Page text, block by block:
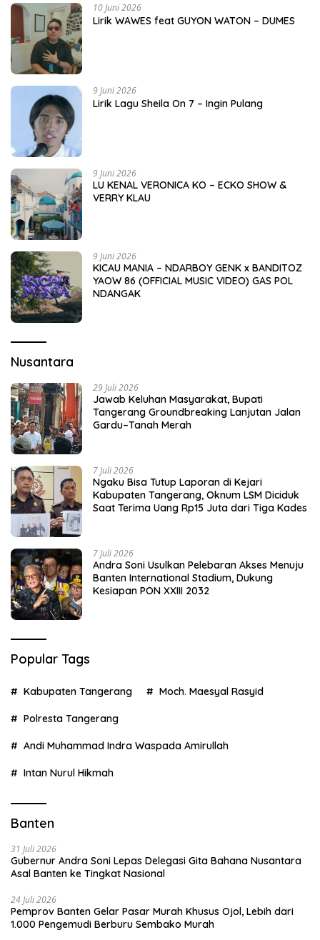
10 Juni 2026
Lirik WAWES feat GUYON WATON – DUMES
9 Juni 2026
Lirik Lagu Sheila On 7 – Ingin Pulang
9 Juni 2026
LU KENAL VERONICA KO – ECKO SHOW &
VERRY KLAU
9 Juni 2026
KICAU MANIA – NDARBOY GENK x BANDITOZ
YAOW 86 (OFFICIAL MUSIC VIDEO) GAS POL
NDANGAK
Nusantara
29 Juli 2026
Jawab Keluhan Masyarakat, Bupati
Tangerang Groundbreaking Lanjutan Jalan
Gardu–Tanah Merah
7 Juli 2026
Ngaku Bisa Tutup Laporan di Kejari
Kabupaten Tangerang, Oknum LSM Diciduk
Saat Terima Uang Rp15 Juta dari Tiga Kades
7 Juli 2026
Andra Soni Usulkan Pelebaran Akses Menuju
Banten International Stadium, Dukung
Kesiapan PON XXIII 2032
Popular Tags
Kabupaten Tangerang Moch. Maesyal Rasyid
Polresta Tangerang
Andi Muhammad Indra Waspada Amirullah
Intan Nurul Hikmah
Banten
31 Juli 2026
Gubernur Andra Soni Lepas Delegasi Gita Bahana Nusantara
Asal Banten ke Tingkat Nasional
24 Juli 2026
Pemprov Banten Gelar Pasar Murah Khusus Ojol, Lebih dari
1.000 Pengemudi Berburu Sembako Murah